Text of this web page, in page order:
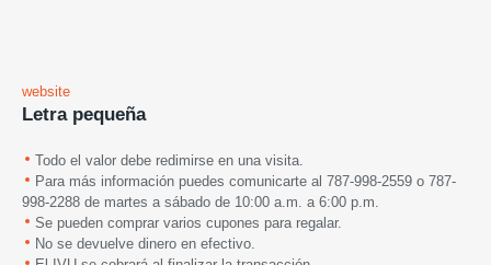
website
Letra pequeña
Todo el valor debe redimirse en una visita.
Para más información puedes comunicarte al 787-998-2559 o 787-
998-2288 de martes a sábado de 10:00 a.m. a 6:00 p.m.
Se pueden comprar varios cupones para regalar.
No se devuelve dinero en efectivo.